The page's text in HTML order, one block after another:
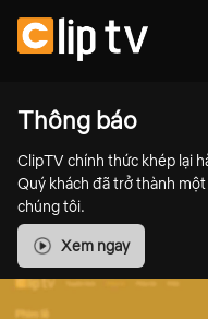
Thông báo
ClipTV chính thức khép lại
Quý khách đã trở thành
chúng tôi.
Xem ngay